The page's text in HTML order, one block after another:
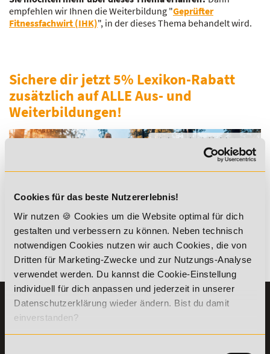
Cookies für das beste Nutzererlebnis!
Wir nutzen 🍪 Cookies um die Website optimal für dich
gestalten und verbessern zu können. Neben technisch
notwendigen Cookies nutzen wir auch Cookies, die von
Dritten für Marketing-Zwecke und zur Nutzungs-Analyse
verwendet werden. Du kannst die Cookie-Einstellung
individuell für dich anpassen und jederzeit in unserer
Datenschutzerklärung wieder ändern. Bist du damit
einverstanden?
empfehlen wir Ihnen die Weiterbildung "Geprüfter
Fitnessfachwirt (IHK)", in der dieses Thema behandelt wird.
Sichere dir jetzt 5% Lexikon-Rabatt
zusätzlich auf ALLE Aus- und
Weiterbildungen!
*Der Rabattcode "NEUGIER5" ist mit weiteren Rabatten
kombinierbar. Wir informieren dich gern.
Es gibt keine Einträge mit diesem Anfangsbuchstaben.
KONTAKT
07191-22987-0
INFORMATIONEN